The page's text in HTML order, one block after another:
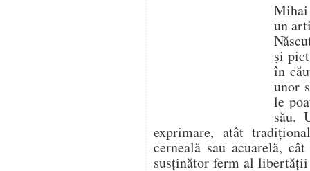
Mihai
un
și
în
unor
le
său.
exprimare, atât
cerneală sau acuarelă,
susținător ferm al